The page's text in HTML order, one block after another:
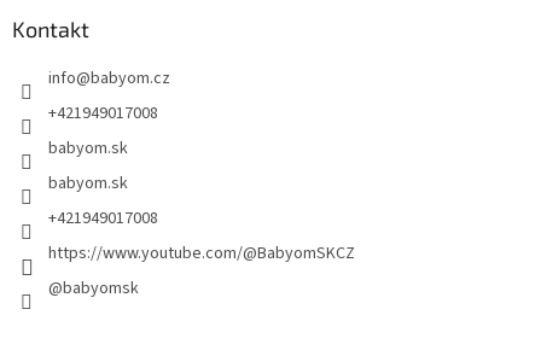
Kontakt
info@babyom.cz
+421949017008
babyom.sk
babyom.sk
+421949017008
https://www.youtube.com/@BabyomSKCZ
@babyomsk